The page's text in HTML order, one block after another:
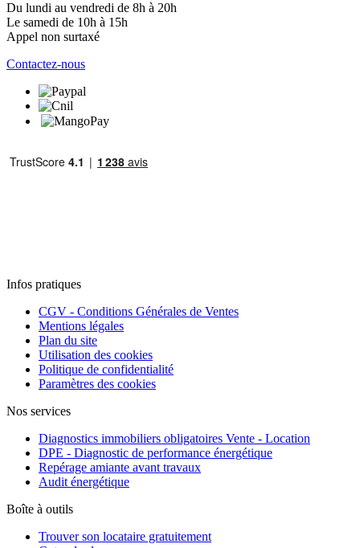
Du lundi au vendredi de 8h à 20h
Le samedi de 10h à 15h
Appel non surtaxé
Contactez-nous
Infos pratiques
CGV - Conditions Générales de Ventes
Mentions légales
Plan du site
Utilisation des cookies
Politique de confidentialité
Paramètres des cookies
Nos services
Diagnostics immobiliers obligatoires Vente - Location
DPE - Diagnostic de performance énergétique
Repérage amiante avant travaux
Audit énergétique
Boîte à outils
Trouver son locataire gratuitement